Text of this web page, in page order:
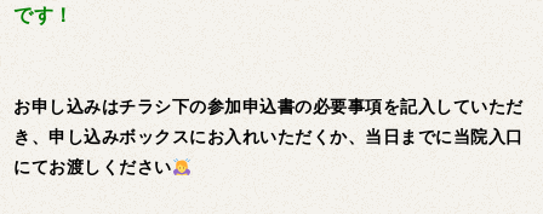
です！
お申し込みはチラシ下の参加申込書の必要事項を記入していただ
き、申し込みボックスにお入れいただくか、当日までに当院入口
にてお渡しください